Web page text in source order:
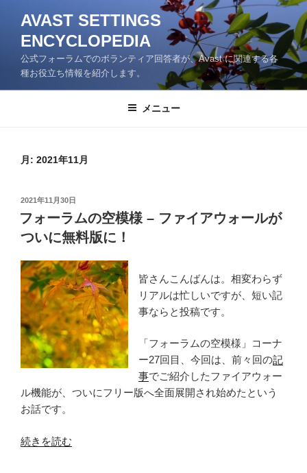
へ
AVAST SETTINGS
ENCYCLOPEDIA
公式フォーラムでのボランティア回答者が、Avast に関連する各
種お役立ち情報を紹介します。
メニュー
月: 2021年11月
投
稿
日:
2021年11月30日
フォーラムの空模様 – ファイアウォールが
ついに無料版に！
皆さんこんばんは。相変わらず
リアルは忙しいですが、短い記
事ならと投稿です。
「フォーラムの空模様」コーナ
ー27回目、今回は、前々回の記
事でご紹介したファイアウォー
ル機能が、ついにフリー版へ全面展開され始めたという
お話です。
“フ
続きを読む